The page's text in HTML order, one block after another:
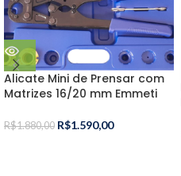
Alicate Mini de Prensar com
Matrizes 16/20 mm Emmeti
R$1.880,00 R$1.590,00